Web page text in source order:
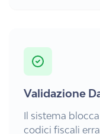
Validazione
Il sistema
codici fiscali